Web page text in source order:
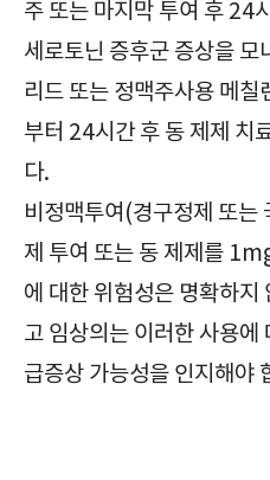
주 또는 마지막 투여 후 24
세로토닌 증후군 증상을
리드 또는 정맥주사용 메
부터 24시간 후 동 제제 치
다.
비정맥투여(경구정제 또는
제 투여 또는 동 제제를
에 대한 위험성은 명확하
고 임상의는 이러한 사용에
급증상 가능성을 인지해야